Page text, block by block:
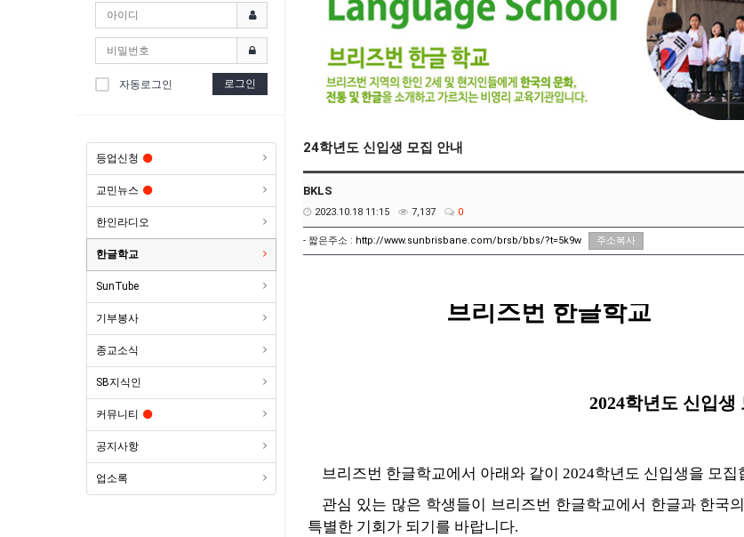
자동로그인 로그인
등업신청
교민뉴스
한인라디오
한글학교
SunTube
기부봉사
종교소식
SB지식인
커뮤니티
공지사항
업소록
24학년도 신입생 모집 안내
BKLS
2023.10.18 11:15 7,137 0
- 짧은주소 : http://www.sunbrisbane.com/brsb/bbs/?t=5k9w 주소복사
브리즈번 한글학교
2024학년도 신입생
브리즈번 한글학교에서 아래와 같이 2024학년도 신입생을 모집
관심 있는 많은 학생들이 브리즈번 한글학교에서 한글과 한국
특별한 기회가 되기를 바랍니다.